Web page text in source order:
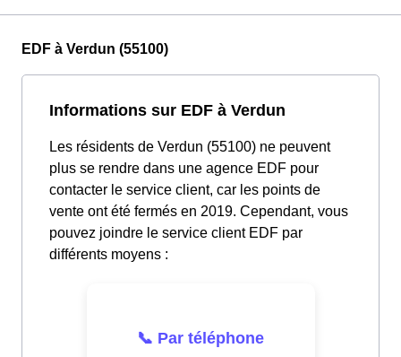
EDF à Verdun (55100)
Informations sur EDF à Verdun
Les résidents de Verdun (55100) ne peuvent
plus se rendre dans une agence EDF pour
contacter le service client, car les points de
vente ont été fermés en 2019. Cependant, vous
pouvez joindre le service client EDF par
différents moyens :
📞 Par téléphone